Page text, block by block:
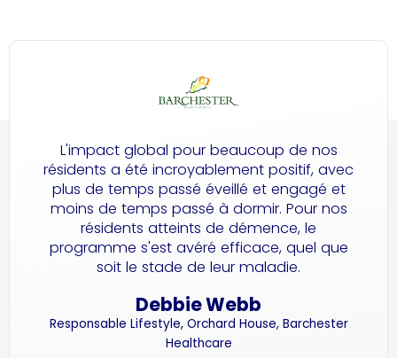
L'impact global pour beaucoup de nos
résidents a été incroyablement positif, avec
plus de temps passé éveillé et engagé et
moins de temps passé à dormir. Pour nos
résidents atteints de démence, le
programme s'est avéré efficace, quel que
soit le stade de leur maladie.
Debbie Webb
Responsable Lifestyle, Orchard House, Barchester
Healthcare